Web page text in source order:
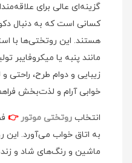
گزینه‌ای عالی برای
کسانی است که به دنبال
هستند. این روتختی‌ها با
مانند پنبه یا میکروفایبر
زیبایی و دوام طرح، راحتی و
خوابی آرام و لذت‌بخش
انتخاب روتختی موتور 👉
به اتاق خواب می‌آورد.
ماشین و رنگ‌های شاد و